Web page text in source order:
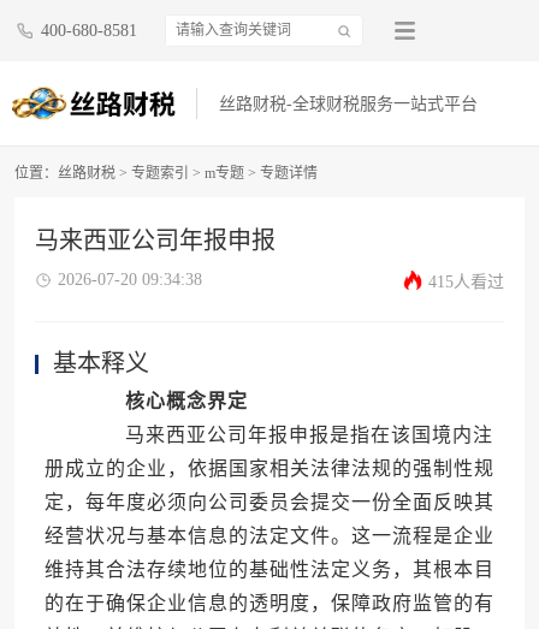
400-680-8581
丝路财税-全球财税服务一站式平台
位置： 丝路财税 > 专题索引 > m专题 > 专题详情
马来西亚公司年报申报
2026-07-20 09:34:38 415人看过
基本释义
核心概念界定
马来西亚公司年报申报是指在该国境内注
册成立的企业，依据国家相关法律法规的强制性规
定，每年度必须向公司委员会提交一份全面反映其
经营状况与基本信息的法定文件。这一流程是企业
维持其合法存续地位的基础性法定义务，其根本目
的在于确保企业信息的透明度，保障政府监管的有